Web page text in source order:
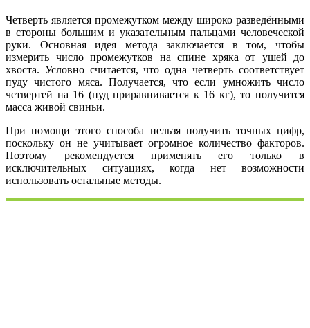
Четверть является промежутком между широко разведёнными
в стороны большим и указательным пальцами человеческой
руки. Основная идея метода заключается в том, чтобы
измерить число промежутков на спине хряка от ушей до
хвоста. Условно считается, что одна четверть соответствует
пуду чистого мяса. Получается, что если умножить число
четвертей на 16 (пуд приравнивается к 16 кг), то получится
масса живой свиньи.
При помощи этого способа нельзя получить точных цифр,
поскольку он не учитывает огромное количество факторов.
Поэтому рекомендуется применять его только в
исключительных ситуациях, когда нет возможности
использовать остальные методы.